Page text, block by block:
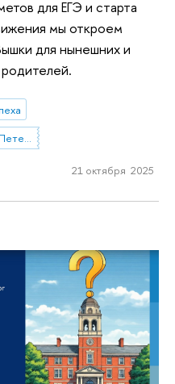
для ЕГЭ и старта
мы откроем
для нынешних и
Юридический факультет (Санкт-Петербург)
21 октября 2025